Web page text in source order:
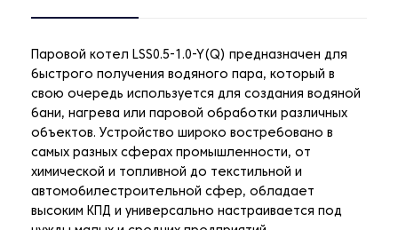
Паровой котел LSS0.5-1.0-Y(Q) предназначен для
быстрого получения водяного пара, который в
свою очередь используется для создания водяной
бани, нагрева или паровой обработки различных
объектов. Устройство широко востребовано в
самых разных сферах промышленности, от
химической и топливной до текстильной и
автомобилестроительной сфер, обладает
высоким КПД и универсально настраивается под